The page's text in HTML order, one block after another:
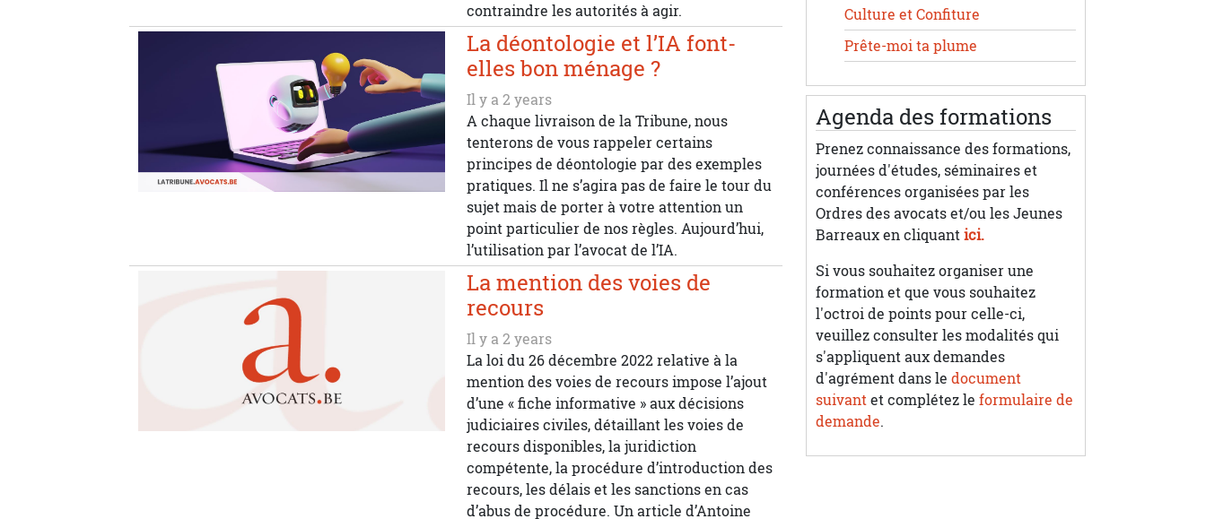
contraindre les autorités à agir.
La déontologie et l’IA font-
elles bon ménage ?
Il y a 2 years
A chaque livraison de la Tribune, nous
tenterons de vous rappeler certains
principes de déontologie par des exemples
pratiques. Il ne s’agira pas de faire le tour du
sujet mais de porter à votre attention un
point particulier de nos règles. Aujourd’hui,
l’utilisation par l’avocat de l’IA.
La mention des voies de
recours
Il y a 2 years
La loi du 26 décembre 2022 relative à la
mention des voies de recours impose l’ajout
d’une « fiche informative » aux décisions
judiciaires civiles, détaillant les voies de
recours disponibles, la juridiction
compétente, la procédure d’introduction des
recours, les délais et les sanctions en cas
d’abus de procédure. Un article d’Antoine
Culture et Confiture
Prête-moi ta plume
Agenda des formations
Prenez connaissance des formations,
journées d'études, séminaires et
conférences organisées par les
Ordres des avocats et/ou les Jeunes
Barreaux en cliquantici.
Si vous souhaitez organiser une
formation et que vous souhaitez
l'octroi de points pour celle-ci,
veuillez consulter les modalités qui
s'appliquent aux demandes
d'agrément dans ledocument
suivantet complétez leformulaire de
demande.